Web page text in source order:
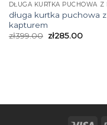
długa kurtka puchowa z
kapturem
zł399.00 zł285.00